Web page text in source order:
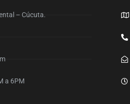
– Cúcuta.
a 6PM